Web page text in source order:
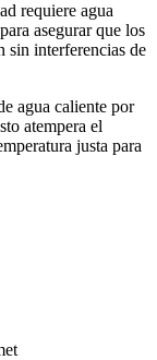
requiere agua
asegurar que los
sin interferencias de
agua caliente por
atempera el
justa para